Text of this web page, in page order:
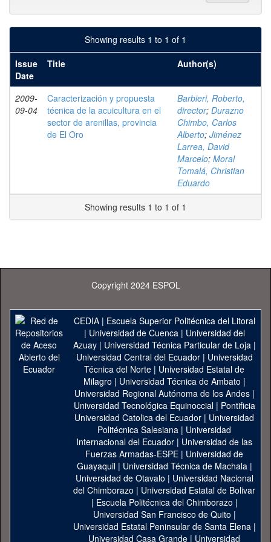
Showing results 1 to 1 of 1
Issue
Date
Title Author(s)
2009-
09-04
Caracterización y propuesta
técnica de la acuicultura en el
sector de arenillas, provincia
de El Oro
Barbieri, Roberto,
director; Durazno
Chimbo, Carlos
Alberto; Jiménez
Larrea, David
Marcelo; Moral
Tomalá, Christian
Eduardo
Showing results 1 to 1 of 1
Copyright 2024 ESPOL
CEDIA| Escuela Superior Politécnica del Litoral
| Universidad de Cuenca| Universidad del
Azuay| Universidad Técnica Particular de Loja|
Universidad Central del Ecuador| Universidad
Técnica del Norte | Universidad Estatal de
Milagro | Universidad Técnica de Ambato |
Universidad Regional Autónoma de los Andes|
Universidad Tecnológica Equinoccial| Pontificia
Universidad Catolica del Ecuador | Universidad
Politécnica Salesiana | Universidad
Internacional del Ecuador | Universidad de las
Fuerzas Armadas-ESPE | Universidad de
Guayaquil| Universidad Técnica de Machala|
Universidad de Otavalo | Universidad Nacional
del Chimborazo | Universidad Estatal de Bolivar
| Escuela Politécnica del Chimborazo |
Universidad San Francisco de Quito |
Universidad Estatal Peninsular de Santa Elena|
Universidad Casa Grande | Universidad